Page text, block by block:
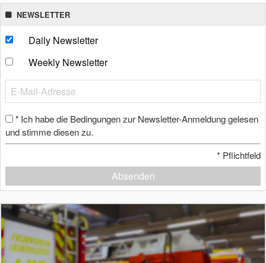
NEWSLETTER
Daily Newsletter
Weekly Newsletter
* Ich habe die Bedingungen zur Newsletter-Anmeldung gelesen
und stimme diesen zu.
* Pflichtfeld
Absenden